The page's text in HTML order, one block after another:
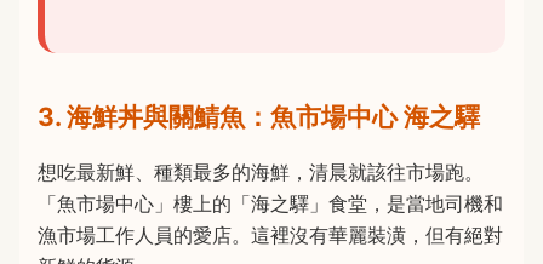
3. 海鮮丼與關鯖魚：魚市場中心 海之驛
想吃最新鮮、種類最多的海鮮，清晨就該往市場跑。
「魚市場中心」樓上的「海之驛」食堂，是當地司機和
漁市場工作人員的愛店。這裡沒有華麗裝潢，但有絕對